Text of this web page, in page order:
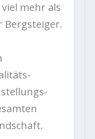
mehr als
Bergsteiger.